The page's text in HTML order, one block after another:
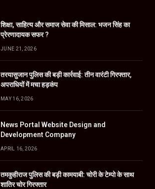
शिक्षा, साहित्य और समाज सेवा की मिसाल: भजन सिंह का
प्रेरणादायक सफर ?
JUNE 21, 2026
तरयासुजान पुलिस की बड़ी कार्रवाई: तीन वारंटी गिरफ्तार,
अपराधियों में मचा हड़कंप
MAY 16, 2026
News Portal Website Design and
Development Company
APRIL 16, 2026
तमकुहीराज पुलिस की बड़ी कामयाबी: चोरी के टेम्पो के साथ
शातिर चोर गिरफ्तार